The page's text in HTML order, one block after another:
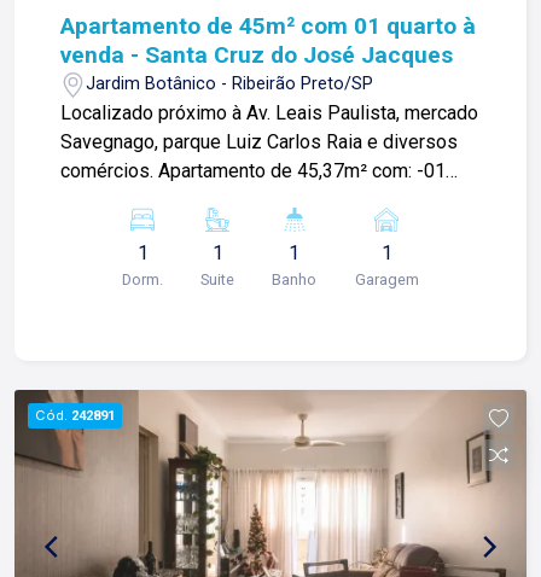
Apartamento de 45m² com 01 quarto à
venda - Santa Cruz do José Jacques
Jardim Botânico - Ribeirão Preto/SP
Localizado próximo à Av. Leais Paulista, mercado
Savegnago, parque Luiz Carlos Raia e diversos
comércios. Apartamento de 45,37m² com: -01
ambientes com sacada; -Área de serviços; -01
vaga de garagem; Diferenciais: -Cozinha com
armários; -Área de serviços com armários; -
relacionamentos e confiança com clientes e
proprietários.
1
Dorm.
1
Suite
1
Banho
1
Garagem
Cód. 242891